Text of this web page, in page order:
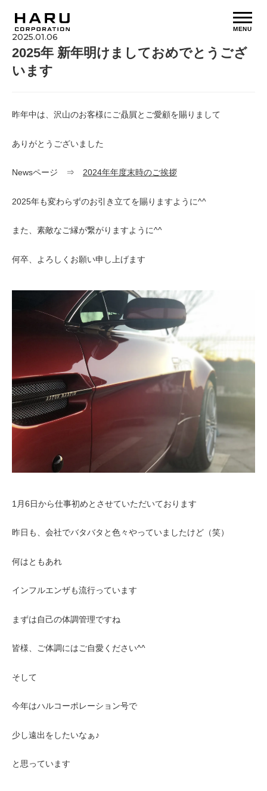
MENU
2025.01.06
2025年 新年明けましておめでとうござ
います
昨年中は、沢山のお客様にご贔屓とご愛顧を賜りまして
ありがとうございました
Newsページ ⇒ 2024年年度末時のご挨拶
2025年も変わらずのお引き立てを賜りますように^^
また、素敵なご縁が繋がりますように^^
何卒、よろしくお願い申し上げます
1月6日から仕事初めとさせていただいております
昨日も、会社でバタバタと色々やっていましたけど（笑）
何はともあれ
インフルエンザも流行っています
まずは自己の体調管理ですね
皆様、ご体調にはご自愛ください^^
そして
今年はハルコーポレーション号で
少し遠出をしたいなぁ♪
と思っています